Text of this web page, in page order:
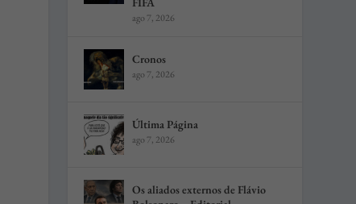
ago 7, 2026
Cronos
ago 7, 2026
Última Página
ago 7, 2026
Os aliados externos de Flávio